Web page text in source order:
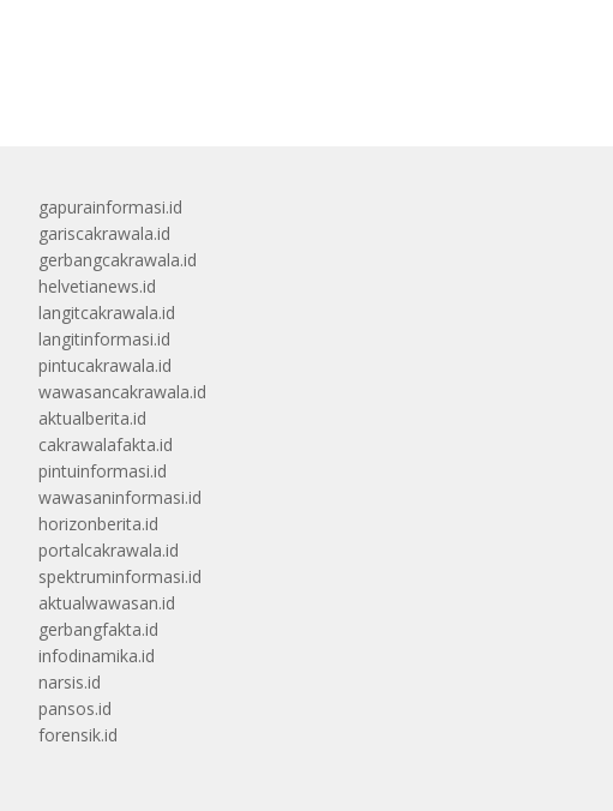
gapurainformasi.id
gariscakrawala.id
gerbangcakrawala.id
helvetianews.id
langitcakrawala.id
langitinformasi.id
pintucakrawala.id
wawasancakrawala.id
aktualberita.id
cakrawalafakta.id
pintuinformasi.id
wawasaninformasi.id
horizonberita.id
portalcakrawala.id
spektruminformasi.id
aktualwawasan.id
gerbangfakta.id
infodinamika.id
narsis.id
pansos.id
forensik.id